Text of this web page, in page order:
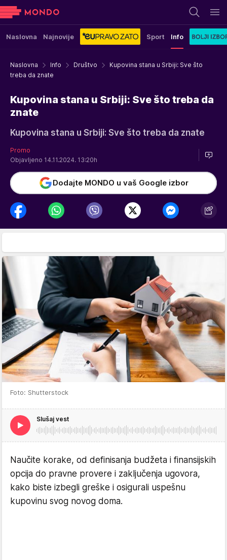
Naslovna Najnovije Sport Info
Naslovna Info Društvo
Kupovina stana u Srbiji: Sve što
treba da znate
Kupovina stana u Srbiji: Sve što treba da
znate
Kupovina stana u Srbiji: Sve što treba da znate
Promo
Objavljeno 14.11.2024. 13:20h
Dodajte MONDO u vaš Google izbor
Foto: Shutterstock
Slušaj vest
Naučite korake, od definisanja budžeta i finansijskih
opcija do pravne provere i zaključenja ugovora,
kako biste izbegli greške i osigurali uspešnu
kupovinu svog novog doma.